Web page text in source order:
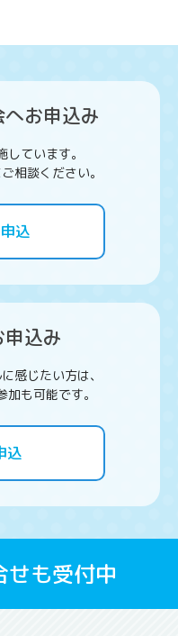
お申込み
ています。
相談ください。
込
込み
感じたい方は、
も可能です。
込
せも受付中